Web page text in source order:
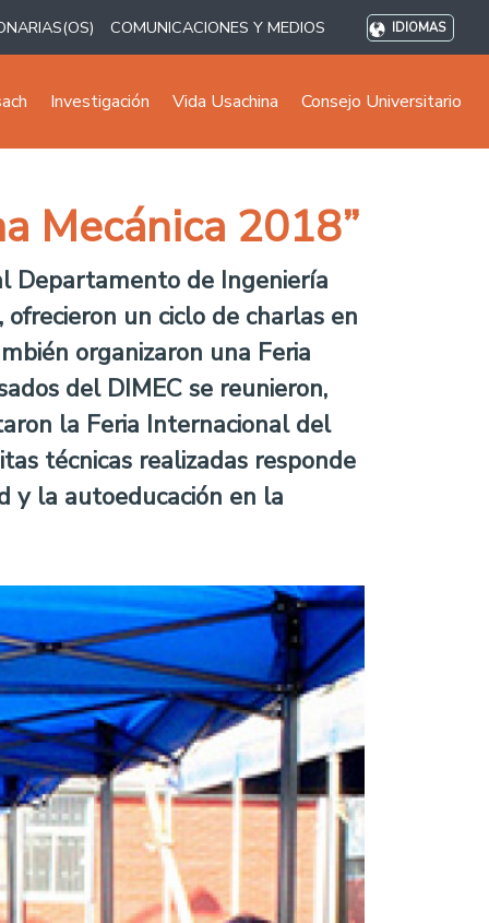
COMUNICACIONES Y MEDIOS IDIOMAS
Investigación Vida Usachina Consejo Universitario
Mecánica 2018”
Departamento de Ingeniería
un ciclo de charlas en
organizaron una Feria
del DIMEC se reunieron,
la Feria Internacional del
técnicas realizadas responde
y la autoeducación en la